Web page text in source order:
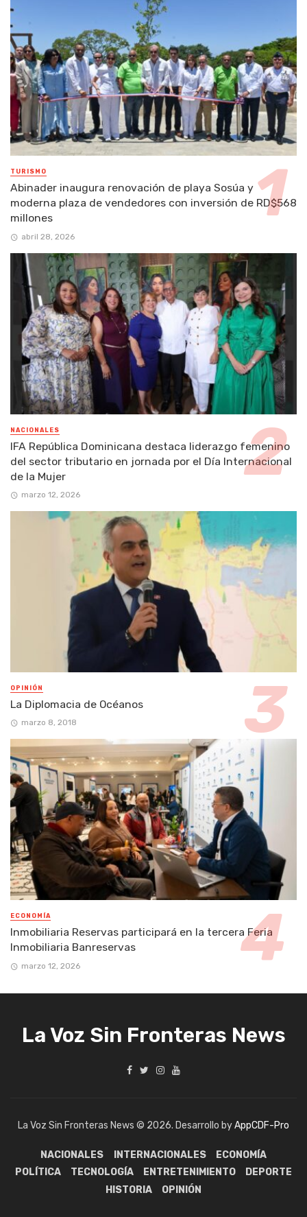
TURISMO
Abinader inaugura renovación de playa Sosúa y
moderna plaza de vendedores con inversión de RD$568
millones
abril 28, 2026
NACIONALES
IFA República Dominicana destaca liderazgo femenino
del sector tributario en jornada por el Día Internacional
de la Mujer
marzo 12, 2026
OPINIÓN
La Diplomacia de Océanos
marzo 8, 2018
ECONOMÍA
Inmobiliaria Reservas participará en la tercera Feria
Inmobiliaria Banreservas
marzo 12, 2026
La Voz Sin Fronteras News
La Voz Sin Fronteras News © 2026. Desarrollo byAppCDF-Pro
NACIONALES INTERNACIONALES
ECONOMÍA
POLÍTICA
TECNOLOGÍA ENTRETENIMIENTO
DEPORTE
HISTORIA
OPINIÓN